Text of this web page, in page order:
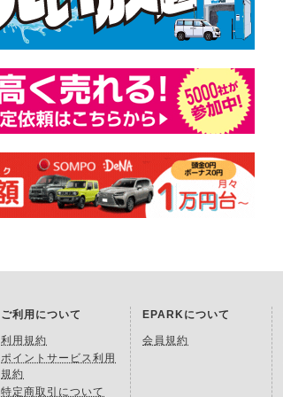
ご利用について
利用規約
ポイントサービス利用
規約
特定商取引について
EPARKについて
会員規約